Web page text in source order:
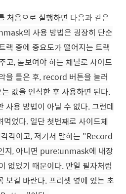
처음으로 실행하면 다음과 같은
의 사용 방법은 굉장히 단순
랙 중에 중요도가 떨어지는 트랙
, 돋보여야 하는 채널로 사이드
을 틀은 후, record 버튼을 눌러
값을 인식한 후 사용하면 된다.
사용 방법이 아닐 수 없다. 그런데
었다. 일단 첫번째로 사이드체
각이고, 저기서 말하는 "Record
, 아니면 pure:unmask에 내장
없었기 때문이다. 만일 필자처럼
보길 바란다. 프리셋 옆에 있는 초